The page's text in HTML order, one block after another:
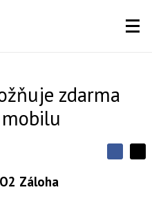
zdarma
SS
Záloha